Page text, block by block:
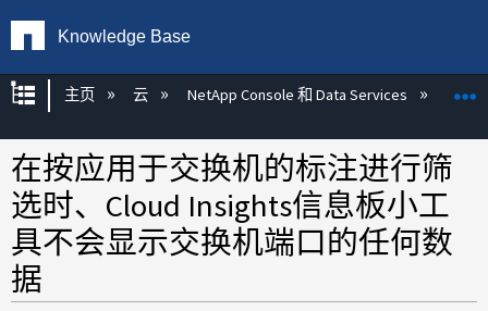
Knowledge Base
扩展/隐缩全局层次
主页 云 NetApp Console 和 Data Services
在按应用于交换机的标注进行筛
选时、Cloud Insights信息板小工
具不会显示交换机端口的任何数
据